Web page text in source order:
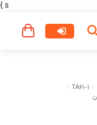
s
}
TA61-1